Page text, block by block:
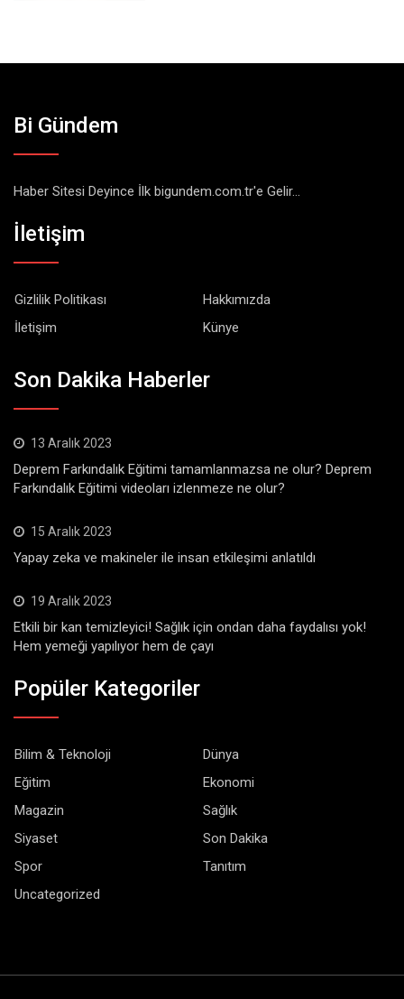
Bi Gündem
Haber Sitesi Deyince İlk bigundem.com.tr'e Gelir...
İletişim
Gizlilik Politikası
Hakkımızda
İletişim
Künye
Son Dakika Haberler
13 Aralık 2023
Deprem Farkındalık Eğitimi tamamlanmazsa ne olur? Deprem
Farkındalık Eğitimi videoları izlenmeze ne olur?
15 Aralık 2023
Yapay zeka ve makineler ile insan etkileşimi anlatıldı
19 Aralık 2023
Etkili bir kan temizleyici! Sağlık için ondan daha faydalısı yok!
Hem yemeği yapılıyor hem de çayı
Popüler Kategoriler
Bilim & Teknoloji
Dünya
Eğitim
Ekonomi
Magazin
Sağlık
Siyaset
Son Dakika
Spor
Tanıtım
Uncategorized